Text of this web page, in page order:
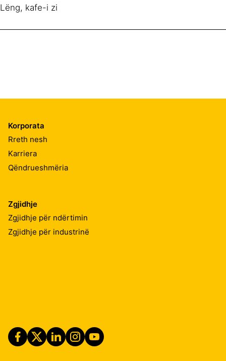
Lëng, kafe-i zi
Korporata
Rreth nesh
Karriera
Qëndrueshmëria
Zgjidhje
Zgjidhje për ndërtimin
Zgjidhje për industrinë